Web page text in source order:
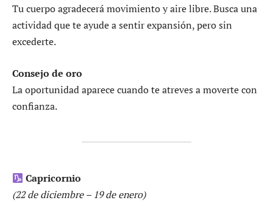
Tu cuerpo agradecerá movimiento y aire libre. Busca una
actividad que te ayude a sentir expansión, pero sin
excederte.
Consejo de oro
La oportunidad aparece cuando te atreves a moverte con
confianza.
Capricornio
(22 de diciembre – 19 de enero)